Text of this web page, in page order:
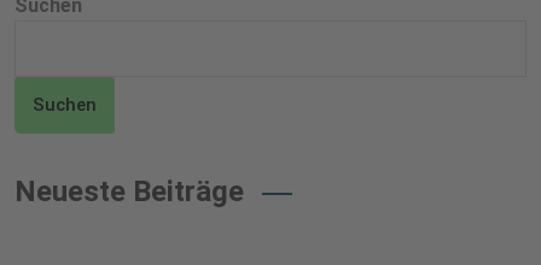
Suchen
Suchen
Neueste Beiträge